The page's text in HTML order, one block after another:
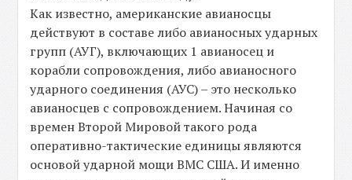
Как известно, американские авианосцы
действуют в составе либо авианосных ударных
групп (АУГ), включающих 1 авианосец и
корабли сопровождения, либо авианосного
ударного соединения (АУС) – это несколько
авианосцев с сопровождением. Начиная со
времен Второй Мировой такого рода
оперативно-тактические единицы являются
основой ударной мощи ВМС США. И именно